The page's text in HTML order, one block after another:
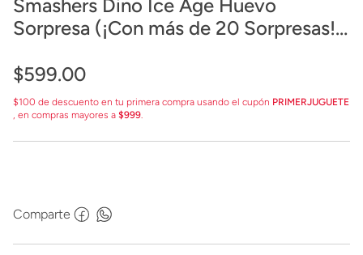
Smashers Dino Ice Age Huevo
Sorpresa (¡Con más de 20 Sorpresas!)
$599.00
$100 de descuento en tu primera compra usando el cupón PRIMERJUGUETE
, en compras mayores a $999.
Comparte